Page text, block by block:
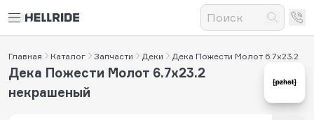
Главная Каталог Запчасти Деки Дека Пожести Молот 6.7х23.2
Дека Пожести Молот 6.7х23.2
некрашеный